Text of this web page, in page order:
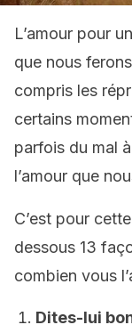
L’amour pour
que nous
compris les
certains
parfois du mal
l’amour que
C’est pour
dessous 13
combien vous
Dites-lui